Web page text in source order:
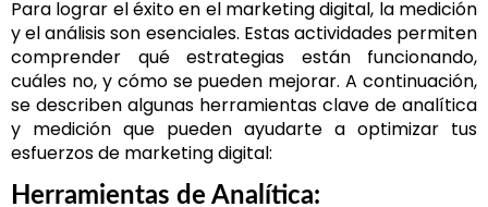
Para lograr el éxito en el marketing digital, la medición
y el análisis son esenciales. Estas actividades permiten
comprender qué estrategias están funcionando,
cuáles no, y cómo se pueden mejorar. A continuación,
se describen algunas herramientas clave de analítica
y medición que pueden ayudarte a optimizar tus
esfuerzos de marketing digital:
Herramientas de Analítica: